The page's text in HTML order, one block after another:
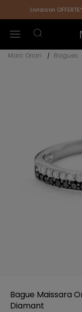
Livraison
Marc Orian Bagues
Bague Maissara
Diamant